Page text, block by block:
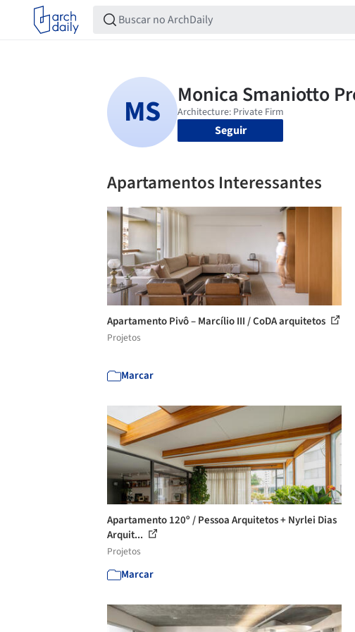
Seguir
Apartamentos Interessantes
Apartamento Pivô – Marcílio III / CoDA arquitetos
Projetos
Marcar
Apartamento 120º / Pessoa Arquitetos + Nyrlei Dias
Arquit...
Projetos
Marcar